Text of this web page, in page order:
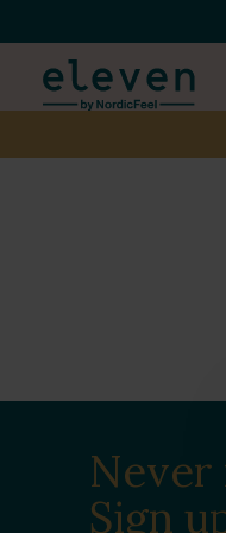
Never
Sign